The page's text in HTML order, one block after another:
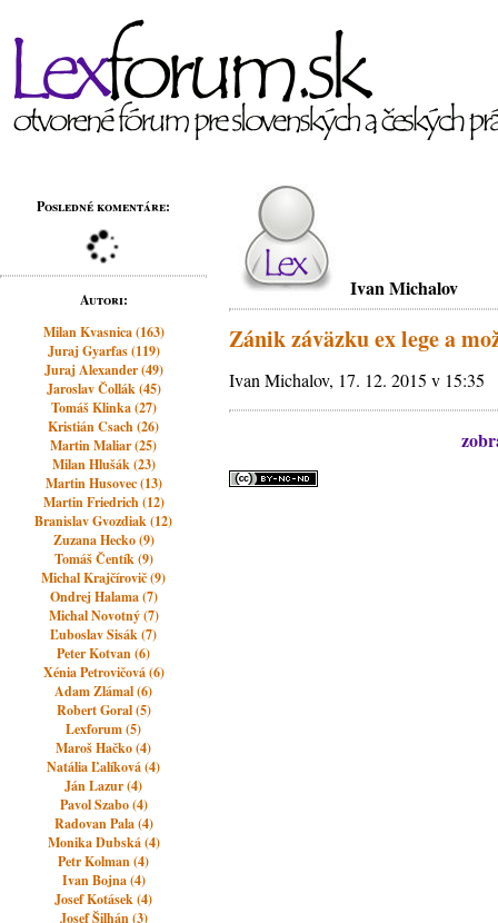
Posledné komentáre:
Autori:
Milan Kvasnica (163)
Juraj Gyarfas (119)
Juraj Alexander (49)
Jaroslav Čollák (45)
Tomáš Klinka (27)
Kristián Csach (26)
Martin Maliar (25)
Milan Hlušák (23)
Martin Husovec (13)
Martin Friedrich (12)
Branislav Gvozdiak (12)
Zuzana Hecko (9)
Tomáš Čentík (9)
Michal Krajčírovič (9)
Ondrej Halama (7)
Michal Novotný (7)
Ľuboslav Sisák (7)
Peter Kotvan (6)
Xénia Petrovičová (6)
Adam Zlámal (6)
Robert Goral (5)
Lexforum (5)
Maroš Hačko (4)
Natália Ľalíková (4)
Ján Lazur (4)
Pavol Szabo (4)
Radovan Pala (4)
Monika Dubská (4)
Petr Kolman (4)
Ivan Bojna (4)
Josef Kotásek (4)
Josef Šilhán (3)
Ivan Michalov
Zánik záväzku ex lege a
Ivan Michalov, 17. 12. 2015 v 15:35